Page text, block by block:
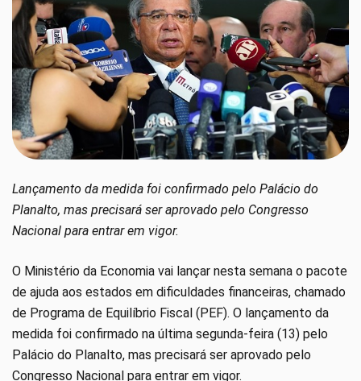
Lançamento da medida foi confirmado pelo Palácio do
Planalto, mas precisará ser aprovado pelo Congresso
Nacional para entrar em vigor.
O Ministério da Economia vai lançar nesta semana o pacote
de ajuda aos estados em dificuldades financeiras, chamado
de Programa de Equilíbrio Fiscal (PEF). O lançamento da
medida foi confirmado na última segunda-feira (13) pelo
Palácio do Planalto, mas precisará ser aprovado pelo
Congresso Nacional para entrar em vigor.